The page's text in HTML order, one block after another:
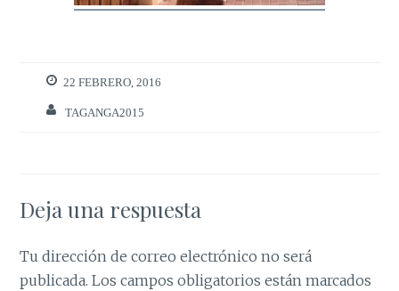
22 FEBRERO, 2016
TAGANGA2015
Deja una respuesta
Tu dirección de correo electrónico no será
publicada. Los campos obligatorios están marcados